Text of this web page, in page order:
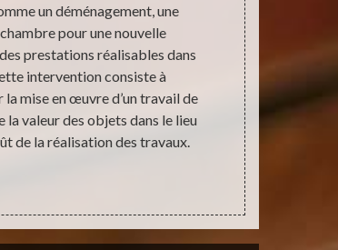
un déménagement, une
pour une nouvelle
prestations réalisables dans
intervention consiste à
mise en œuvre d’un travail de
la valeur des objets dans le lieu
de la réalisation des travaux.